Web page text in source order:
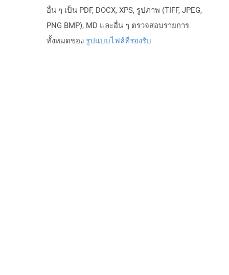
อื่น ๆ เป็น PDF, DOCX, XPS, รูปภาพ (TIFF, JPEG,
PNG BMP), MD และอื่น ๆ ตรวจสอบรายการ
ทั้งหมดของ รูปแบบไฟล์ที่รองรับ